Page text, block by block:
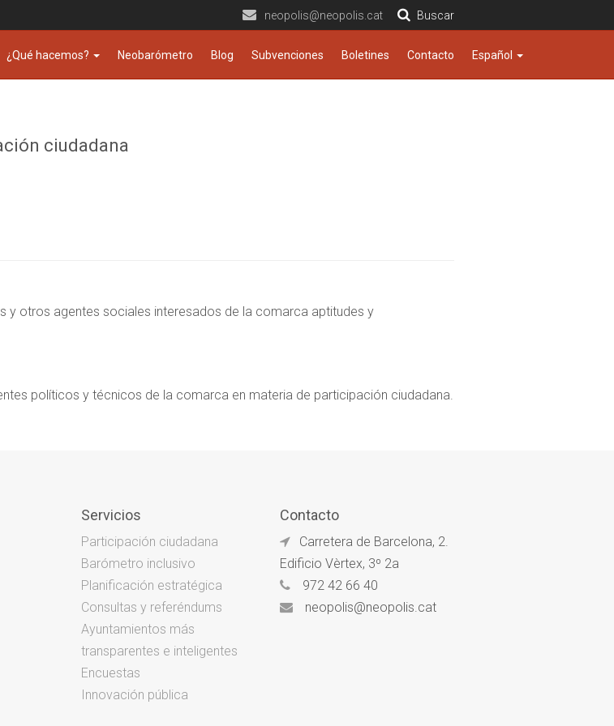
neopolis@neopolis.cat Buscar
¿Qué hacemos? Neobarómetro Blog Subvenciones Boletines Contacto Español
ciudadana
y otros agentes sociales interesados de la comarca aptitudes y
políticos y técnicos de la comarca en materia de participación ciudadana.
Servicios
Participación ciudadana
Barómetro inclusivo
Planificación estratégica
Consultas y referéndums
Ayuntamientos más
transparentes e inteligentes
Encuestas
Innovación pública
Contacto
Carretera de Barcelona, 2.
Edificio Vèrtex, 3º 2a
972 42 66 40
neopolis@neopolis.cat